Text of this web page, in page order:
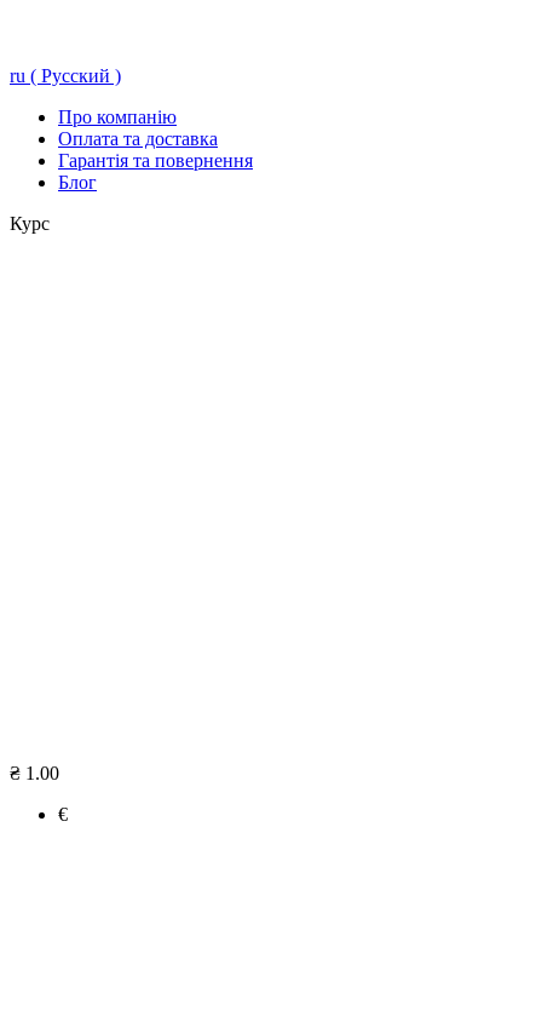
ru ( Русский )
Про компанію
Оплата та доставка
Гарантія та повернення
Блог
Курс
₴ 1.00
€